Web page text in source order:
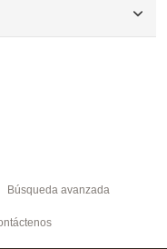
Búsqueda avanzada